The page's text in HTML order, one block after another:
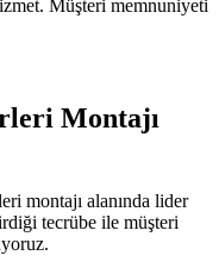
Müşteri memnuniyeti
Montajı
montajı alanında lider
tecrübe ile müşteri